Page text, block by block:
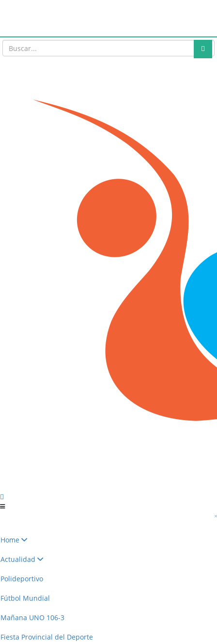
Home
Actualidad
Polideportivo
Fútbol Mundial
Mañana UNO 106-3
Fiesta Provincial del Deporte